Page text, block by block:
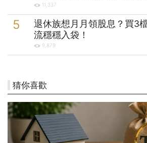
11,337
退休族想月月領股息？買3
流穩穩入袋！
9,879
猜你喜歡